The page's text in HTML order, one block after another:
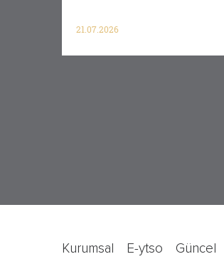
21.07.2026
kurumsal e-ytso güncel